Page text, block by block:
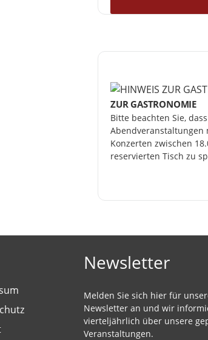
ZUR GASTRONOMIE
Bitte beachten Sie,
Abendveranstaltungen
Konzerten zwischen
reservierten Tisch zu
Newsletter
Melden Sie sich hier für
Newsletter an und wir
vierteljährlich über unsere
Veranstaltungen.